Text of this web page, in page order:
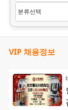
VIP 채용정보